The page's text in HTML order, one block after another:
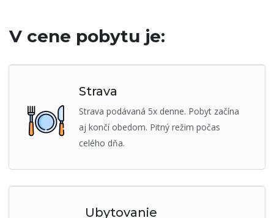
V cene pobytu je:
Strava
Strava podávaná 5x denne. Pobyt začína
aj končí obedom. Pitný režim počas
celého dňa.
Ubytovanie